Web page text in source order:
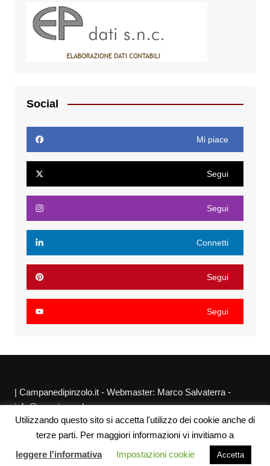
Social
Mi piace
Segui
Segui
Connetti
Segui
Segui
| Campanedipinzolo.it - Webmaster: Marco Salvaterra -
info@agraria.org |
Chi siamo Privacy Policy Sitemap Link utili
Utilizzando questo sito si accetta l'utilizzo dei cookie anche di
terze parti. Per maggiori informazioni vi invitiamo a
leggere l'informativa
Impostazioni cookie Accetta